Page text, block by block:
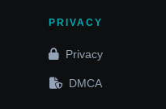
PRIVACY
Privacy
DMCA